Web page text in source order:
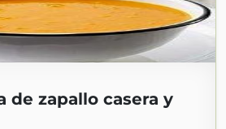
de zapallo casera y